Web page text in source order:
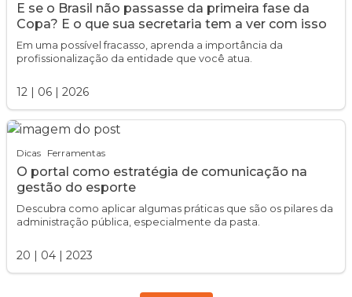
E se o Brasil não passasse da primeira fase da
Copa? E o que sua secretaria tem a ver com isso
Em uma possível fracasso, aprenda a importância da
profissionalização da entidade que você atua.
12 06 2026
Dicas Ferramentas
O portal como estratégia de comunicação na
gestão do esporte
Descubra como aplicar algumas práticas que são os pilares da
administração pública, especialmente da pasta.
20 04 2023